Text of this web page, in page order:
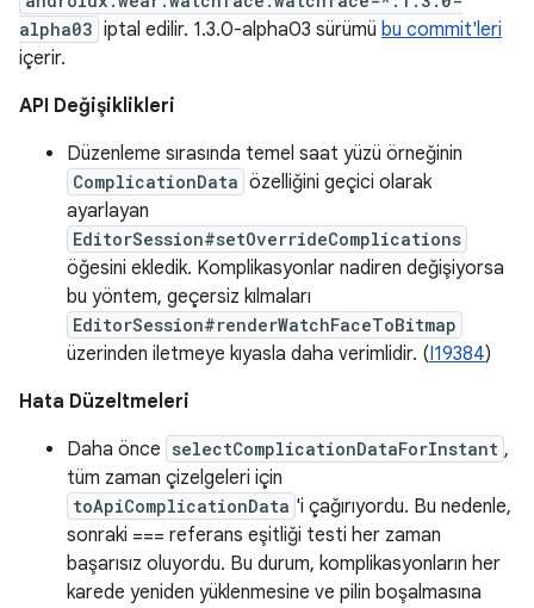
alpha03 iptal edilir. 1.3.0-alpha03 sürümü bu commit'leri
içerir.
API Değişiklikleri
Düzenleme sırasında temel saat yüzü örneğinin
ComplicationData özelliğini geçici olarak
ayarlayan
EditorSession#setOverrideComplications
öğesini ekledik. Komplikasyonlar nadiren değişiyorsa
bu yöntem, geçersiz kılmaları
EditorSession#renderWatchFaceToBitmap
üzerinden iletmeye kıyasla daha verimlidir. (I19384)
Hata Düzeltmeleri
Daha önce selectComplicationDataForInstant ,
tüm zaman çizelgeleri için
toApiComplicationData 'i çağırıyordu. Bu nedenle,
sonraki === referans eşitliği testi her zaman
başarısız oluyordu. Bu durum, komplikasyonların her
karede yeniden yüklenmesine ve pilin boşalmasına